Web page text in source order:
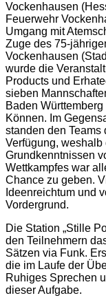
Vockenhausen
Feuerwehr
Umgang mit
Zuge des 75-
Vockenhausen
wurde die
Products und
sieben
Baden
Können. Im
standen den Teams
Verfügung,
Grundkenntnissen
Wettkampfes war
Chance zu geben.
Ideenreichtum und
Vordergrund.
Die Station „Stille
den Teilnehmern
Sätzen via Funk.
die im Laufe der
Ruhiges Sprechen
dieser Aufgabe.